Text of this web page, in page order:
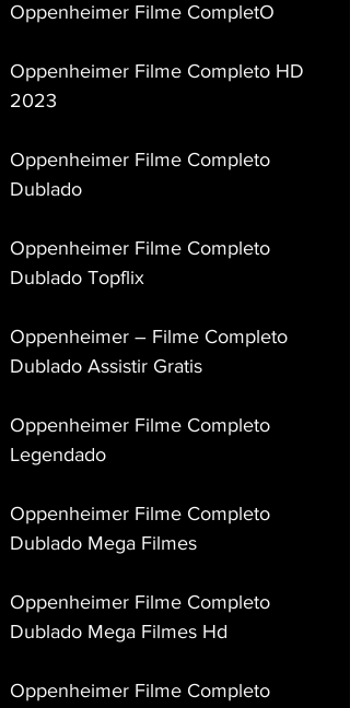
Oppenheimer Filme CompletO
Oppenheimer Filme Completo HD
2023
Oppenheimer Filme Completo
Dublado
Oppenheimer Filme Completo
Dublado Topflix
Oppenheimer – Filme Completo
Dublado Assistir Gratis
Oppenheimer Filme Completo
Legendado
Oppenheimer Filme Completo
Dublado Mega Filmes
Oppenheimer Filme Completo
Dublado Mega Filmes Hd
Oppenheimer Filme Completo